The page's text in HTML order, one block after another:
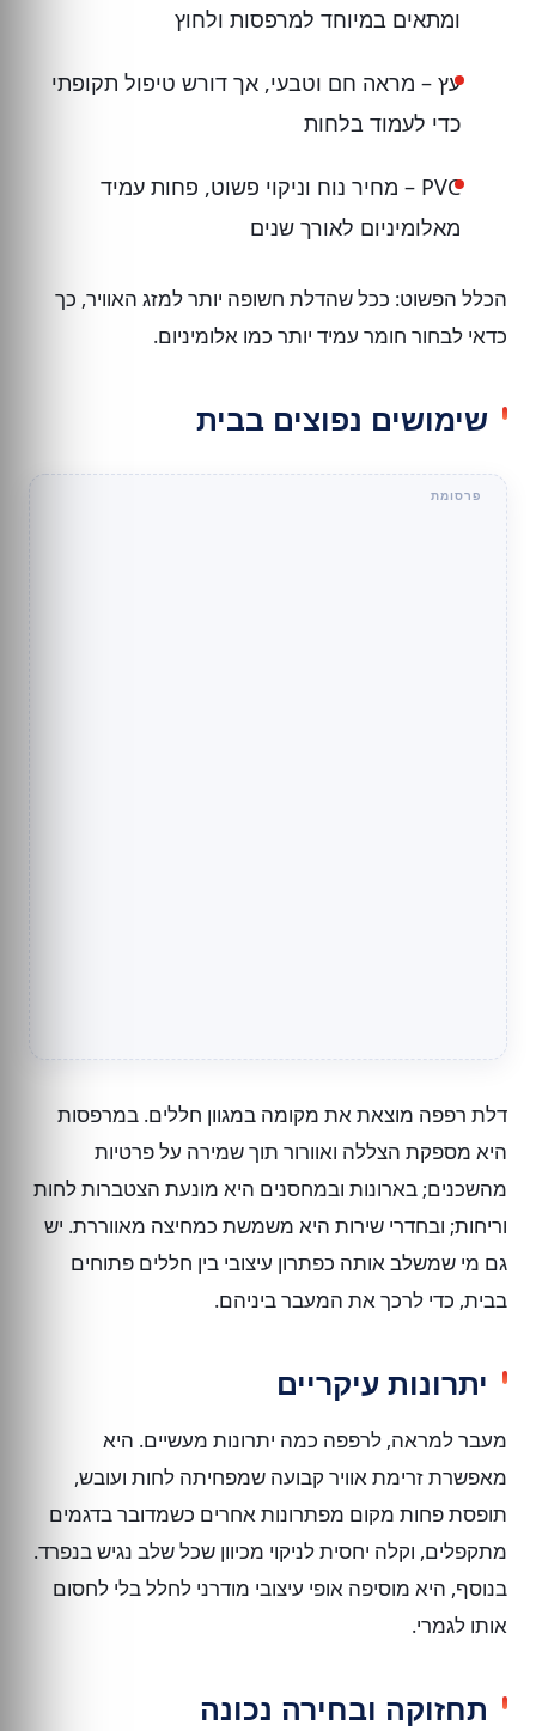
ומתאים במיוחד למרפסות ולחוץ
עץ – מראה חם וטבעי, אך דורש טיפול תקופתי
כדי לעמוד בלחות
PVC – מחיר נוח וניקוי פשוט, פחות עמיד
מאלומיניום לאורך שנים
הכלל הפשוט: ככל שהדלת חשופה יותר למזג האוויר, כך
כדאי לבחור חומר עמיד יותר כמו אלומיניום.
שימושים נפוצים בבית
דלת רפפה מוצאת את מקומה במגוון חללים. במרפסות
היא מספקת הצללה ואוורור תוך שמירה על פרטיות
מהשכנים; בארונות ובמחסנים היא מונעת הצטברות לחות
וריחות; ובחדרי שירות היא משמשת כמחיצה מאווררת. יש
גם מי שמשלב אותה כפתרון עיצובי בין חללים פתוחים
בבית, כדי לרכך את המעבר ביניהם.
יתרונות עיקריים
מעבר למראה, לרפפה כמה יתרונות מעשיים. היא
מאפשרת זרימת אוויר קבועה שמפחיתה לחות ועובש,
תופסת פחות מקום מפתרונות אחרים כשמדובר בדגמים
מתקפלים, וקלה יחסית לניקוי מכיוון שכל שלב נגיש בנפרד.
בנוסף, היא מוסיפה אופי עיצובי מודרני לחלל בלי לחסום
אותו לגמרי.
תחזוקה ובחירה נכונה